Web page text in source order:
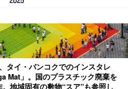
タイ・バンコクでのインスタレ
Mat」。国のプラスチック廃棄を
地域固有の敷物“スア”も参照し